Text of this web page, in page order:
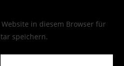
in diesem Browser für
speichern.